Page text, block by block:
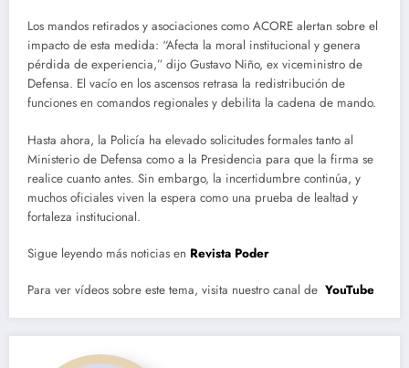
Los mandos retirados y asociaciones como ACORE alertan sobre el
impacto de esta medida: “Afecta la moral institucional y genera
pérdida de experiencia,” dijo Gustavo Niño, ex viceministro de
Defensa. El vacío en los ascensos retrasa la redistribución de
funciones en comandos regionales y debilita la cadena de mando.
Hasta ahora, la Policía ha elevado solicitudes formales tanto al
Ministerio de Defensa como a la Presidencia para que la firma se
realice cuanto antes. Sin embargo, la incertidumbre continúa, y
muchos oficiales viven la espera como una prueba de lealtad y
fortaleza institucional.
Sigue leyendo más noticias en Revista Poder
Para ver vídeos sobre este tema, visita nuestro canal de YouTube